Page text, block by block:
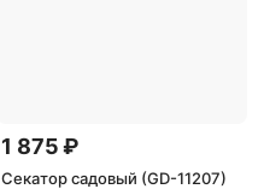
1 875 ₽
Секатор садовый (GD-11207)